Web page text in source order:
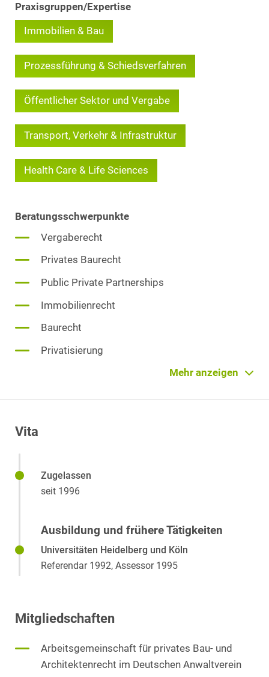
Praxisgruppen/Expertise
Immobilien & Bau
Prozessführung & Schiedsverfahren
Öffentlicher Sektor und Vergabe
Transport, Verkehr & Infrastruktur
Health Care & Life Sciences
Beratungsschwerpunkte
Vergaberecht
Privates Baurecht
Public Private Partnerships
Immobilienrecht
Baurecht
Privatisierung
Dispute Resolution
Mehr anzeigen
Vita
Zugelassen
seit 1996
Ausbildung und frühere Tätigkeiten
Universitäten Heidelberg und Köln
Referendar 1992, Assessor 1995
Mitgliedschaften
Arbeitsgemeinschaft für privates Bau- und
Architektenrecht im Deutschen Anwaltverein